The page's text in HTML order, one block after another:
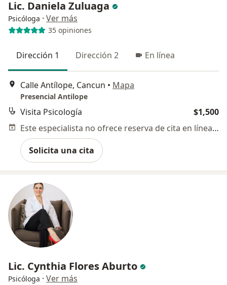
Lic. Daniela Zuluaga
Psicóloga · Ver más
35 opiniones
Dirección 1 Dirección 2 En línea
Calle Antílope, Cancun • Mapa
Presencial Antilope
Visita Psicología
$1,500
Este especialista no ofrece reserva de cita en línea en esta dirección.
Solicita una cita
Lic. Cynthia Flores Aburto
Psicóloga · Ver más